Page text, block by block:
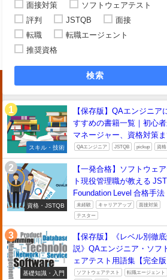
面接対策
ソフトウェアテスト
評判
JSTQB
面接
転職
転職エージェント
推奨資格
検索
スキル・技術
【保存版】QAエンジニア
すすめの書籍一覧｜初心者
マネージャー、資格対策
QAエンジニア JSTQB pickup 資格
資格・JSTQB
【一発合格】ソフトウェ
ト現役管理職が教える
Foundation Level 合格手法
未経験 キャリアアップ 面接対策
テスター
基礎知識・入門
【保存版】《レベル別徹
説》QAエンジニア・ソフ
ェアテスト用語集【完全版
ソフトウェアテスト 転職エージェント